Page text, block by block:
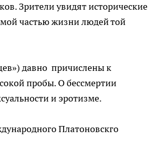
Зрители увидят исторические
частью жизни людей той
давно причислены к
пробы. О бессмертии
и эротизме.
Платоновскго